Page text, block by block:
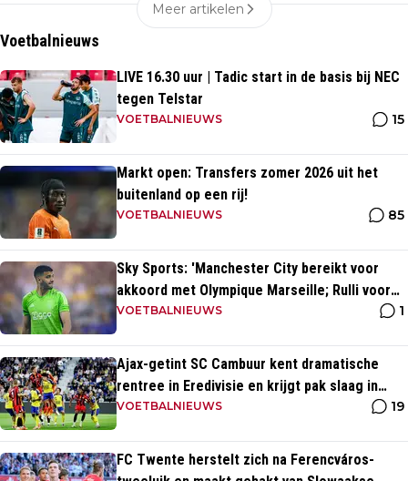
Meer artikelen
Voetbalnieuws
LIVE 16.30 uur | Tadic start in de basis bij NEC
tegen Telstar
VOETBALNIEUWS 15
Markt open: Transfers zomer 2026 uit het
buitenland op een rij!
VOETBALNIEUWS 85
Sky Sports: 'Manchester City bereikt voor
akkoord met Olympique Marseille; Rulli voor
twee miljoen naar Engeland'
VOETBALNIEUWS 1
Ajax-getint SC Cambuur kent dramatische
rentree in Eredivisie en krijgt pak slaag in
eigen huis
VOETBALNIEUWS 19
FC Twente herstelt zich na Ferencváros-